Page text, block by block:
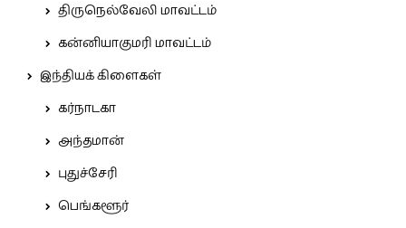
திருநெல்வேலி மாவட்டம்
கன்னியாகுமரி மாவட்டம்
இந்தியக் கிளைகள்
கர்நாடகா
அந்தமான்
புதுச்சேரி
பெங்களூர்